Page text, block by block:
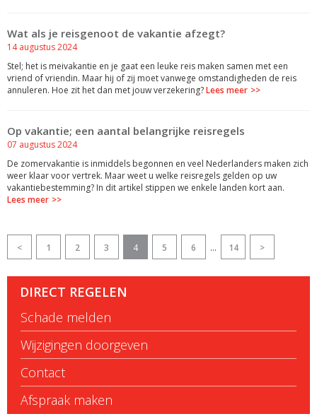
Wat als je reisgenoot de vakantie afzegt?
14 augustus 2024
Stel; het is meivakantie en je gaat een leuke reis maken samen met een
vriend of vriendin. Maar hij of zij moet vanwege omstandigheden de reis
annuleren. Hoe zit het dan met jouw verzekering?Lees meer
Op vakantie; een aantal belangrijke reisregels
07 augustus 2024
De zomervakantie is inmiddels begonnen en veel Nederlanders maken zich
weer klaar voor vertrek. Maar weet u welke reisregels gelden op uw
vakantiebestemming? In dit artikel stippen we enkele landen kort aan.
Lees meer
< 1 2 3 4 5 6 ... 14 >
DIRECT REGELEN
Schade melden
Wijzigingen doorgeven
Contact
Afspraak maken